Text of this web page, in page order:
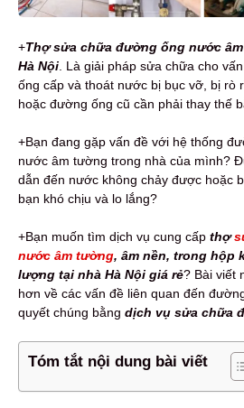
+Thợ sửa chữa đường ống nước
Hà Nội . Là giải pháp sửa chữa cho
ống cấp và thoát nước bị bục vỡ, bị rò
hoặc đường ống cũ cần phải thay thế
+Bạn đang gặp vấn đề với hệ thống
nước âm tường trong nhà của mình?
dẫn đến nước không chảy được hoặc
bạn khó chịu và lo lắng?
+Bạn muốn tìm dịch vụ cung cấp thợ
nước âm tường, âm nền, trong hộp
lượng tại nhà Hà Nội giá rẻ? Bài viết
hơn về các vấn đề liên quan đến
quyết chúng bằng dịch vụ sửa chữa
Tóm tắt nội dung bài viết